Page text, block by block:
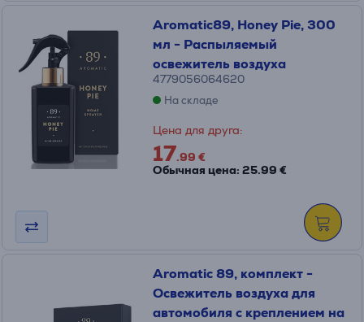
Aromatic89, Honey Pie, 300
мл - Распыляемый
освежитель воздуха
4779056064620
На складе
Цена для друга:
17.99 €
Обычная цена: 25.99 €
Aromatic 89, комплект -
Освежитель воздуха для
автомобиля с креплением на